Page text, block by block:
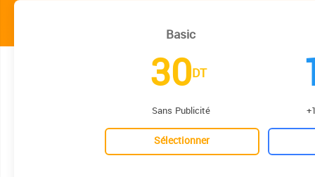
Basic
30DT
Sans Publicité
Sélectionner